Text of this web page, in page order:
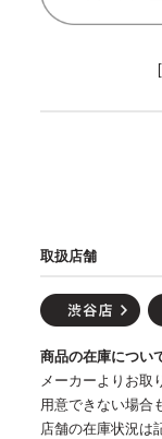
[
取扱店舗
商品の在庫につい
メーカーよりお取
用意できない場合
店舗の在庫状況は